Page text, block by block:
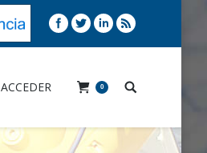
ACCEDER 0